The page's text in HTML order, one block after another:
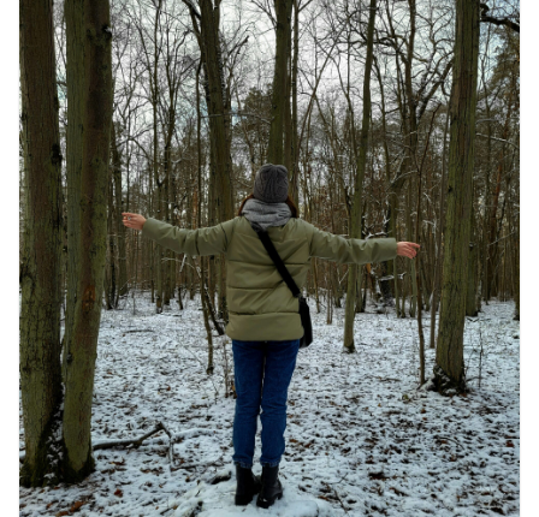
खाने के शौकीनों के लिए कश्मीर के 5 बेहतरीन
स्वादिष्ट व्यंजन
August 6, 2026 1 Comment